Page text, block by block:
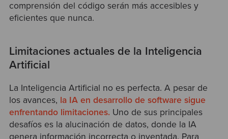
comprensión del código serán más accesibles y
eficientes que nunca.
Limitaciones actuales de la Inteligencia
Artificial
La Inteligencia Artificial no es perfecta. A pesar de
los avances, la IA en desarrollo de software sigue
enfrentando limitaciones.Uno de sus principales
desafíos es la alucinación de datos, donde la IA